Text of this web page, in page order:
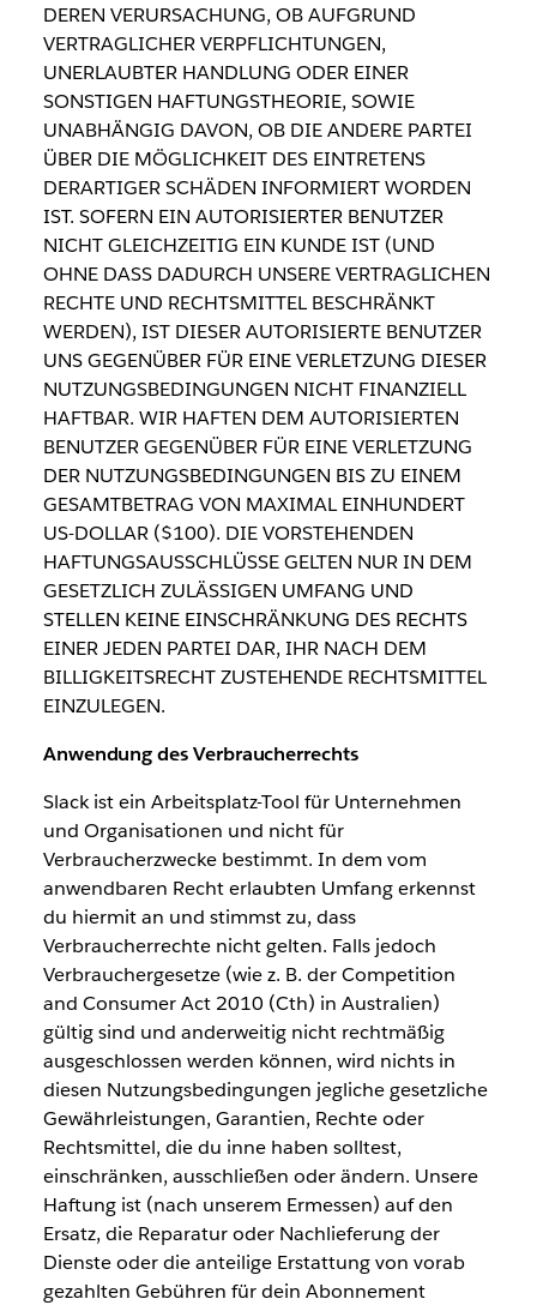
DEREN VERURSACHUNG, OB AUFGRUND
VERTRAGLICHER VERPFLICHTUNGEN,
UNERLAUBTER HANDLUNG ODER EINER
SONSTIGEN HAFTUNGSTHEORIE, SOWIE
UNABHÄNGIG DAVON, OB DIE ANDERE PARTEI
ÜBER DIE MÖGLICHKEIT DES EINTRETENS
DERARTIGER SCHÄDEN INFORMIERT WORDEN
IST. SOFERN EIN AUTORISIERTER BENUTZER
NICHT GLEICHZEITIG EIN KUNDE IST (UND
OHNE DASS DADURCH UNSERE VERTRAGLICHEN
RECHTE UND RECHTSMITTEL BESCHRÄNKT
WERDEN), IST DIESER AUTORISIERTE BENUTZER
UNS GEGENÜBER FÜR EINE VERLETZUNG DIESER
NUTZUNGSBEDINGUNGEN NICHT FINANZIELL
HAFTBAR. WIR HAFTEN DEM AUTORISIERTEN
BENUTZER GEGENÜBER FÜR EINE VERLETZUNG
DER NUTZUNGSBEDINGUNGEN BIS ZU EINEM
GESAMTBETRAG VON MAXIMAL EINHUNDERT
US-DOLLAR ($100). DIE VORSTEHENDEN
HAFTUNGSAUSSCHLÜSSE GELTEN NUR IN DEM
GESETZLICH ZULÄSSIGEN UMFANG UND
STELLEN KEINE EINSCHRÄNKUNG DES RECHTS
EINER JEDEN PARTEI DAR, IHR NACH DEM
BILLIGKEITSRECHT ZUSTEHENDE RECHTSMITTEL
EINZULEGEN.
Anwendung des Verbraucherrechts
Slack ist ein Arbeitsplatz-Tool für Unternehmen
und Organisationen und nicht für
Verbraucherzwecke bestimmt. In dem vom
anwendbaren Recht erlaubten Umfang erkennst
du hiermit an und stimmst zu, dass
Verbraucherrechte nicht gelten. Falls jedoch
Verbrauchergesetze (wie z. B. der Competition
and Consumer Act 2010 (Cth) in Australien)
gültig sind und anderweitig nicht rechtmäßig
ausgeschlossen werden können, wird nichts in
diesen Nutzungsbedingungen jegliche gesetzliche
Gewährleistungen, Garantien, Rechte oder
Rechtsmittel, die du inne haben solltest,
einschränken, ausschließen oder ändern. Unsere
Haftung ist (nach unserem Ermessen) auf den
Ersatz, die Reparatur oder Nachlieferung der
Dienste oder die anteilige Erstattung von vorab
gezahlten Gebühren für dein Abonnement